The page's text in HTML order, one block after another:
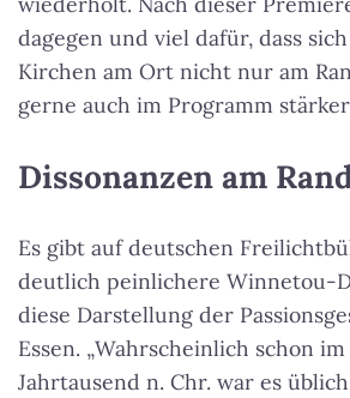
dagegen und viel dafür, dass
Kirchen am Ort nicht nur am
gerne auch im Programm
Dissonanzen am
Es gibt auf deutschen
deutlich peinlichere Winnetou-
diese Darstellung der
Essen. „Wahrscheinlich schon
Jahrtausend n. Chr. war es